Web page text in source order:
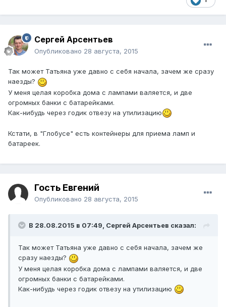
Сергей Арсентьев
Опубликовано 28 августа, 2015
Так может Татьяна уже давно с себя начала, зачем же сразу
наезды?
У меня целая коробка дома с лампами валяется, и две
огромных банки с батарейками.
Как-нибудь через годик отвезу на утилизацию
Кстати, в "Глобусе" есть контейнеры для приема ламп и
батареек.
Гость Евгений
Опубликовано 28 августа, 2015
В 28.08.2015 в 07:49, Сергей Арсентьев сказал:
Так может Татьяна уже давно с себя начала, зачем же
сразу наезды?
У меня целая коробка дома с лампами валяется, и две
огромных банки с батарейками.
Как-нибудь через годик отвезу на утилизацию